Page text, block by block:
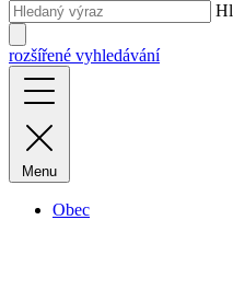
rozšířené vyhledávání
Menu
Obec